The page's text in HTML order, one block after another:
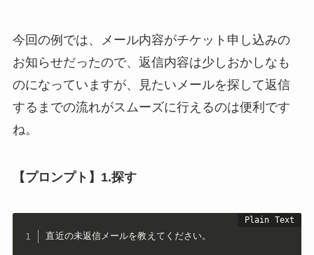
今回の例では、メール内容がチケット申し込みの
お知らせだったので、返信内容は少しおかしなも
のになっていますが、見たいメールを探して返信
するまでの流れがスムーズに行えるのは便利です
ね。
【プロンプト】1.探す
直近の未返信メールを教えてください。